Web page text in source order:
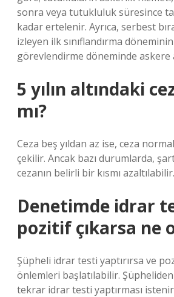
sonra veya tutukluluk süresince
kadar ertelenir. Ayrıca, serbest
izleyen ilk sınıflandırma
görevlendirme döneminde askere
5 yılın altındaki
mı?
Ceza beş yıldan az ise, ceza
çekilir. Ancak bazı durumlarda,
cezanın belirli bir kısmı azaltılabilir.
Denetimde idrar
pozitif çıkarsa ne
Şüpheli idrar testi yaptırırsa ve
önlemleri başlatılabilir.
tekrar idrar testi yaptırması